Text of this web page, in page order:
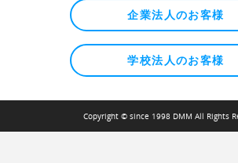
企業法人のお客様
学校法人のお客様
Copyright © since 1998 DMM All Rights